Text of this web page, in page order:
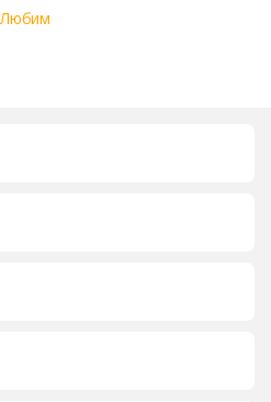
Любим